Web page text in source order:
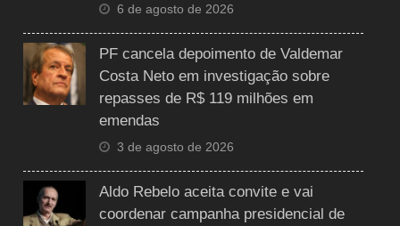
6 de agosto de 2026
PF cancela depoimento de Valdemar
Costa Neto em investigação sobre
repasses de R$ 119 milhões em
emendas
3 de agosto de 2026
Aldo Rebelo aceita convite e vai
coordenar campanha presidencial de